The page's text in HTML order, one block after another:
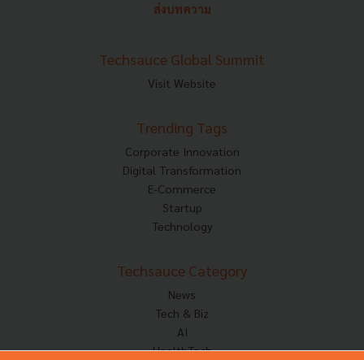
ส่งบทความ
Techsauce Global Summit
Visit Website
Trending Tags
Corporate Innovation
Digital Transformation
E-Commerce
Startup
Technology
Techsauce Category
News
Tech & Biz
AI
HealthTech